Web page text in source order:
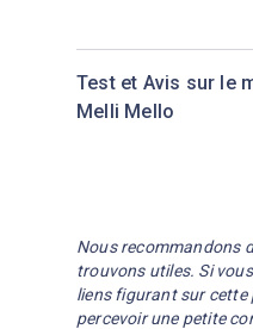
Test et Avis sur le
Melli Mello
Nous recommandons
trouvons utiles. Si
liens figurant sur cette
percevoir une petite